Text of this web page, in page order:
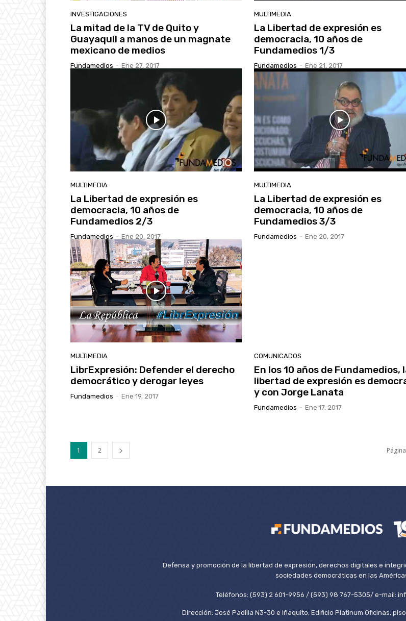
INVESTIGACIONES
La mitad de la TV de Quito y
Guayaquil a manos de un magnate
mexicano de medios
Fundamedios - Ene 27, 2017
MULTIMEDIA
La Libertad de expresión es
democracia, 10 años de
Fundamedios 1/3
Fundamedios - Ene 21, 2017
MULTIMEDIA
La Libertad de expresión es
democracia, 10 años de
Fundamedios 2/3
Fundamedios - Ene 20, 2017
MULTIMEDIA
La Libertad de expresión es
democracia, 10 años de
Fundamedios 3/3
Fundamedios - Ene 20, 2017
MULTIMEDIA
LibrExpresión: Defender el derecho
democrático y derogar leyes
Fundamedios - Ene 19, 2017
COMUNICADOS
En los 10 años de Fundamedios,
libertad de expresión es
y con Jorge Lanata
Fundamedios - Ene 17, 2017
1 2
Defensa y promoción de la libertad de expresión, derechos digitales e
sociedades democráticas en las
Teléfonos: (593) 2 601-9956 / (593) 98 767-5305/ e-mail:
Dirección: José Padilla N3-30 e Iñaquito, Edificio Platinum Oficinas,